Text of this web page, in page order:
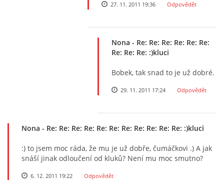
27. 11. 2011 19:36 Odpovědět
Nona - Re: Re: Re: Re: Re: Re:
Re: Re: Re: :)kluci
Bobek, tak snad to je už dobré.
29. 11. 2011 17:24 Odpovědět
Nona - Re: Re: Re: Re: Re: Re: Re: Re: Re: Re: Re: :)kluci
:) to jsem moc ráda, že mu je už dobře, čumáčkovi .) A jak
snáší jinak odloučení od kluků? Není mu moc smutno?
6. 12. 2011 19:22 Odpovědět